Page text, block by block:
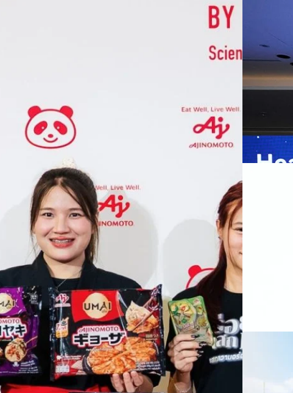
The Heartbeat by “AminoScience” ร่วมเปิดเผย
ขับเคลื่อนด้วยเทคโนโลยีทางอาหาร และข้อมูลพฤติกรรม
Wellness ในประเทศไทย ซึ่งมีมูลค่ามากกว่า 1.5 ล้านล้าน
รวมในประเทศ (GDP) กลุ่มธุรกิจเทคโนโลยีและองค์
ยหลักNutrition & Well-beingAminoScience (การใช้
หัวเว่ยเ
เกมเร่ง
กรุงเทพฯ, 7
Thailand
พันธมิตรด้าน
ปัญญาประ
ประเทศอย่
เว่ย เทคโนโ
สาธารณสุขไ
ประชาชนได้
มาเปลี่ยนแป
หลายแห่งใ
Read More
บริษัท ซินเ
ไตรมาส 2
เติบโตของ
ไม่ได้รับสิท
ธิดา มงคล
แรกบริษัทเ
สินค้าไอที
สัดส่วนธุรกิ
ครบรอบ